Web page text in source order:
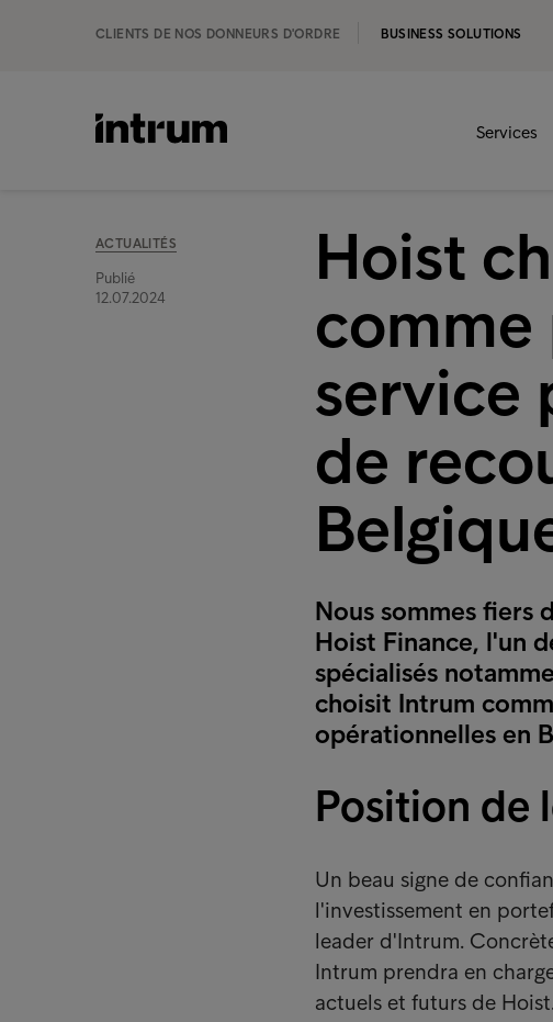
CLIENTS DE NOS DONNEURS D'ORDRE BUSINESS SOLUTIONS
Services
ACTUALITÉS
Publié
12.07.2024
Hoist
comme
service
de
Nous sommes fiers
Hoist Finance, l'un
spécialisés
choisit Intrum
opérationnelles en
Position de
Un beau signe de
l'investissement en
leader d'Intrum.
Intrum prendra en
actuels et futurs de Hoist.